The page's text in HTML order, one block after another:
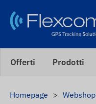
Offerti Prodotti
Homepage Webshop